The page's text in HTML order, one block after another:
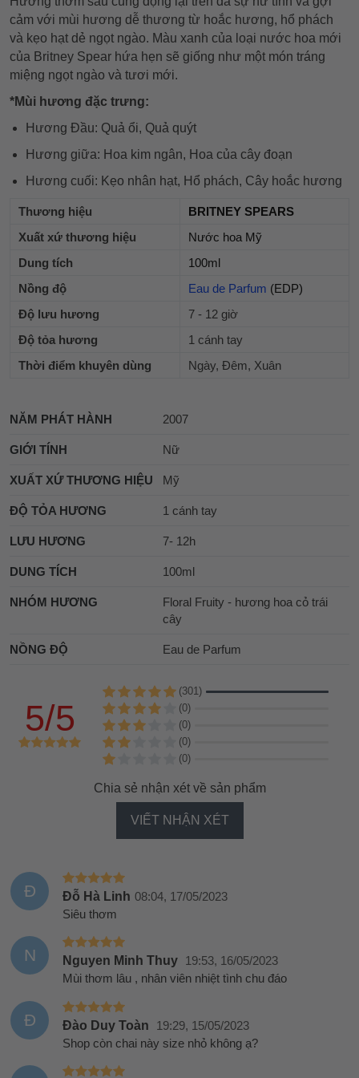
cảm với mùi hương dễ thương từ hoắc hương, hổ phách
và kẹo hạt dẻ ngọt ngào. Màu xanh của loại nước hoa mới
của Britney Spear hứa hẹn sẽ giống như một món tráng
miệng ngọt ngào và tươi mới.
*Mùi hương đặc trưng:
Hương Đầu: Quả ổi, Quả quýt
Hương giữa: Hoa kim ngân, Hoa của cây đoạn
Hương cuối: Kẹo nhân hạt, Hổ phách, Cây hoắc hương
Thương hiệu
BRITNEY SPEARS
Xuất xứ thương hiệu
Nước hoa Mỹ
Dung tích
100ml
Nồng độ
Eau de Parfum (EDP)
Độ lưu hương
7 - 12 giờ
Độ tỏa hương
1 cánh tay
Thời điểm khuyên dùng
Ngày, Đêm, Xuân
NĂM PHÁT HÀNH 2007
GIỚI TÍNH Nữ
XUẤT XỨ THƯƠNG HIỆU Mỹ
ĐỘ TỎA HƯƠNG 1 cánh tay
LƯU HƯƠNG 7- 12h
DUNG TÍCH 100ml
NHÓM HƯƠNG
Floral Fruity - hương hoa cỏ trái
cây
NỒNG ĐỘ Eau de Parfum
5/5
(301)
(0)
(0)
(0)
(0)
Chia sẻ nhận xét về sản phẩm
VIẾT NHẬN XÉT
Đ Đỗ Hà Linh 08:04, 17/05/2023
Siêu thơm
N Nguyen Minh Thuy 19:53, 16/05/2023
Mùi thơm lâu , nhân viên nhiệt tình chu đáo
Đ Đào Duy Toàn
19:29, 15/05/2023
Shop còn chai này size nhỏ không ạ?